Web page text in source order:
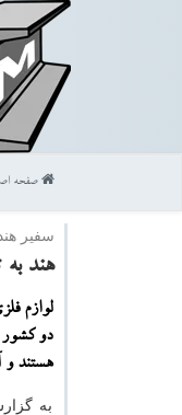
صفحه
سفیر
هند
لوازم
دو كشور
هستند و
به